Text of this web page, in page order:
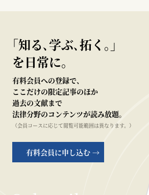
｢知る､学ぶ､拓く｡｣
を日常に。
有料会員への登録で、
ここだけの限定記事のほか
過去の文献まで
法律分野のコンテンツが読み放題。
（会員コースに応じて閲覧可能範囲は異なります。）
有料会員に申し込む →